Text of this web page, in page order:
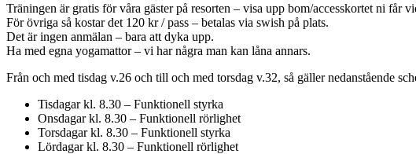
Träningen är gratis för våra gäster på resorten – visa upp bom/accesskortet ni får
För övriga så kostar det 120 kr / pass – betalas via swish på plats.
Det är ingen anmälan – bara att dyka upp.
Ha med egna yogamattor – vi har några man kan låna annars.
Från och med tisdag v.26 och till och med torsdag v.32, så gäller nedanstående
Tisdagar kl. 8.30 – Funktionell styrka
Onsdagar kl. 8.30 – Funktionell rörlighet
Torsdagar kl. 8.30 – Funktionell styrka
Lördagar kl. 8.30 – Funktionell rörlighet